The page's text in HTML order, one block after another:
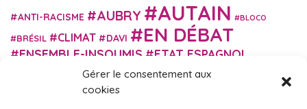
Gérer le consentement aux
cookies
ANTI-RACISME AUBRY AUTAIN BLOCO
BRÉSIL CLIMAT DAVI EN DÉBAT
ENSEMBLE-INSOUMIS ETAT ESPAGNOL
EUROPE EXTRÊME DROITE FASCISME
FRANCE INSOUMISE